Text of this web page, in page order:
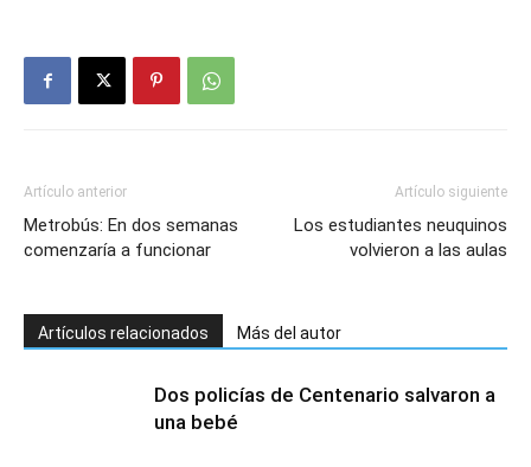
Artículo anterior
Metrobús: En dos semanas
comenzaría a funcionar
Artículo siguiente
Los estudiantes neuquinos
volvieron a las aulas
Artículos relacionados Más del autor
Dos policías de Centenario salvaron a
una bebé